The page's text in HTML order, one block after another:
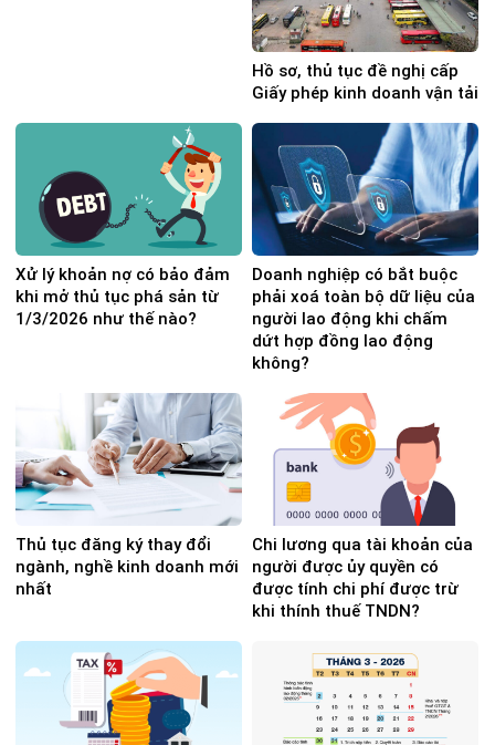
Hồ sơ, thủ tục đề nghị cấp
Giấy phép kinh doanh vận tải
Xử lý khoản nợ có bảo đảm
khi mở thủ tục phá sản từ
1/3/2026 như thế nào?
Doanh nghiệp có bắt buộc
phải xoá toàn bộ dữ liệu của
người lao động khi chấm
dứt hợp đồng lao động
không?
Thủ tục đăng ký thay đổi
ngành, nghề kinh doanh mới
nhất
Chi lương qua tài khoản của
người được ủy quyền có
được tính chi phí được trừ
khi thính thuế TNDN?